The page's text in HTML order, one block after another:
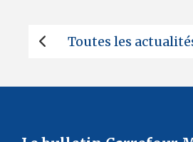
Toutes les